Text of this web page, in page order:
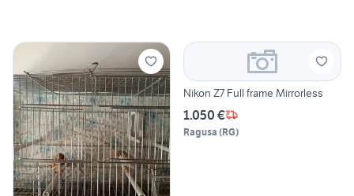
Nikon Z7 Full frame Mirrorless
1.050 €
Ragusa (RG)